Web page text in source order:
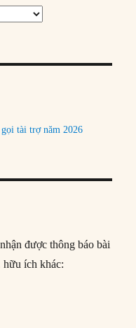
tài trợ năm 2026
được thông báo bài
ích khác: